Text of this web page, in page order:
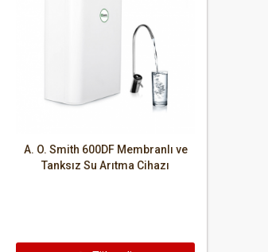
A. O. Smith 600DF Membranlı ve
Tanksız Su Arıtma Cihazı